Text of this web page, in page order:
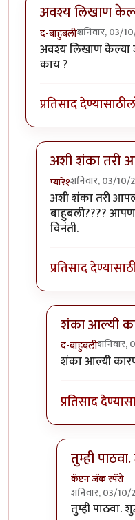
अवश्य लिखाण
द-बाहुबलीशनिवार, 03/
अवश्य लिखाण केल्या
काय ?
प्रतिसाद देण्यासाठी
अशी शंका तरी
प्यारे१शनिवार, 03/10/
In reply toअवश्य
अशी शंका तरी
बाहुबली????
विनंती.
प्रतिसाद
शंका आल्यी
द-बाहुबलीशनिवार,
In reply toअशी
शंका आल्यी
प्रतिसाद
तुम्ही
कॅप्टन जॅक स्पॅरो
शनिवार, 03/10/
In reply to
तुम्ही पाठवा.